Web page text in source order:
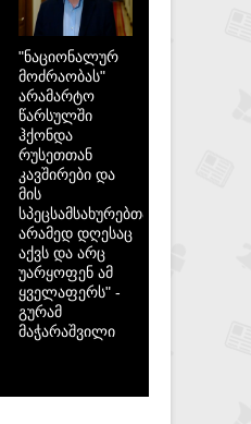
"ნაციონალურ
მოძრაობას"
არამარტო
წარსულში
ჰქონდა
რუსეთთან
კავშირები და
მის
სპეცსამსახურებთან,
არამედ დღესაც
აქვს და არც
უარყოფენ ამ
ყველაფერს" -
გურამ
მაჭარაშვილი